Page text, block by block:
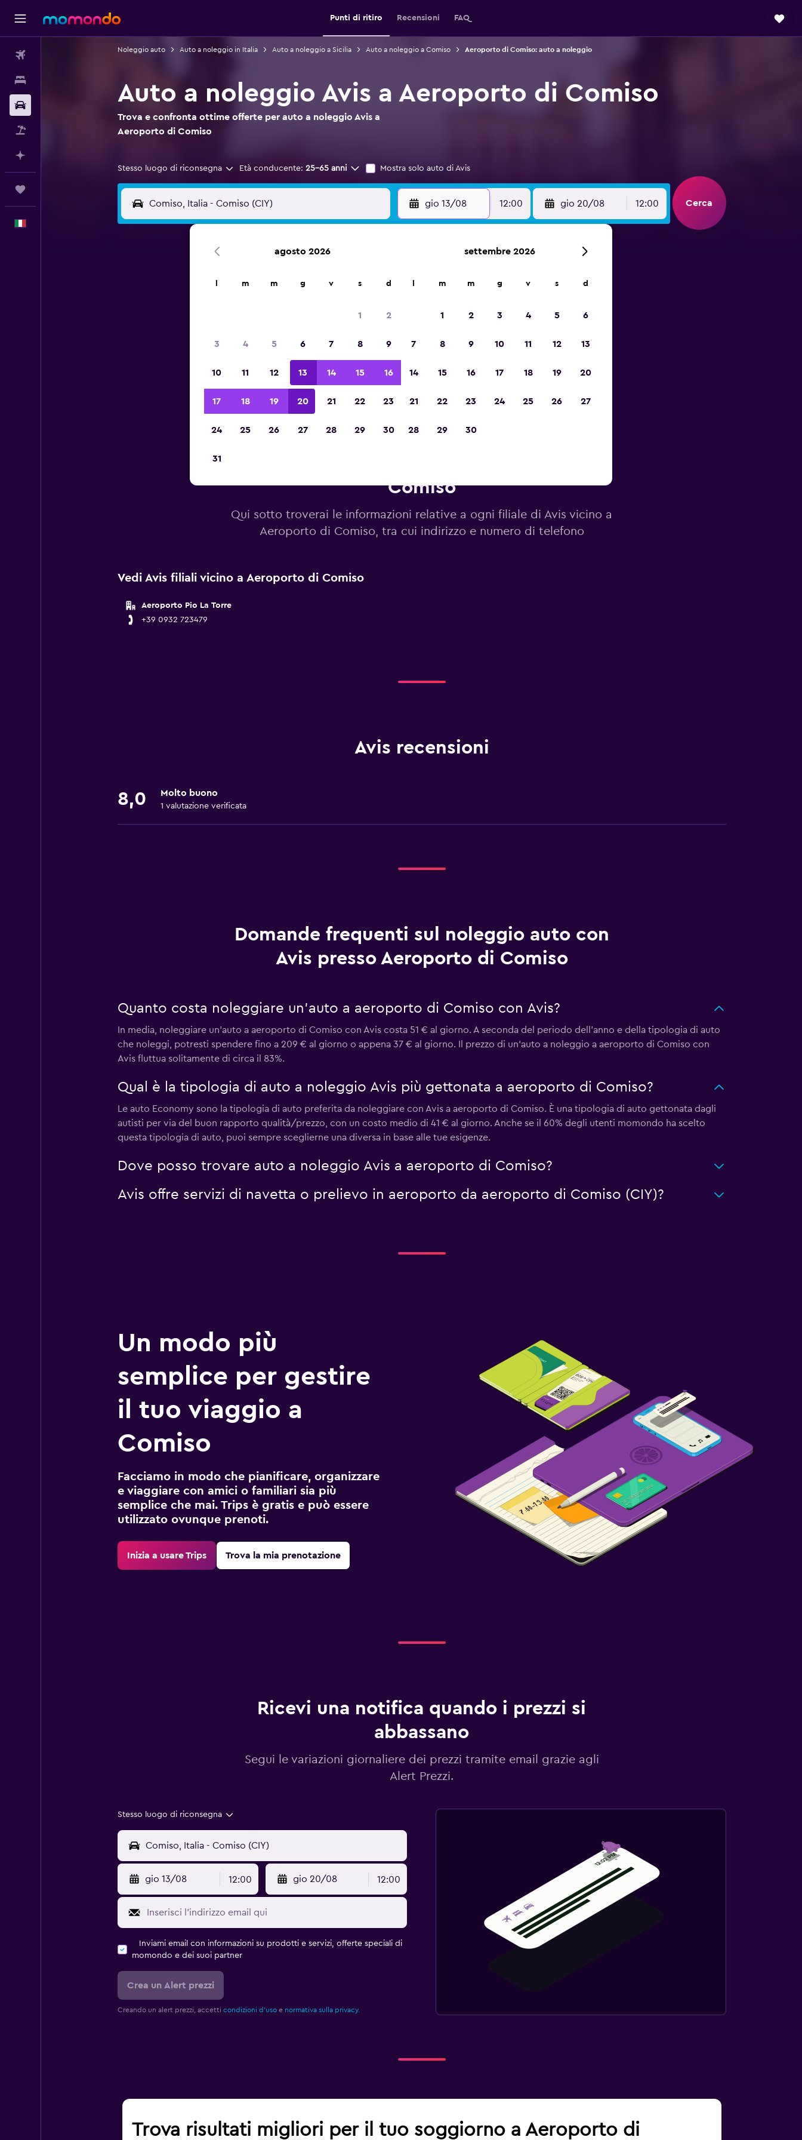
Punti di ritiro Recensioni FAQ
Noleggio auto Auto a noleggio in Italia Auto a noleggio a Sicilia Auto a noleggio a Comiso Aeroporto di Comiso: auto a noleggio
Auto a noleggio Avis a Aeroporto di Comiso
Trova e confronta ottime offerte per auto a noleggio Avis a
Aeroporto di Comiso
Stesso luogo di riconsegna Età conducente: 25-65 anni Mostra solo auto di Avis
gio 13/08 12:00 gio 20/08 12:00 Cerca
d'Europa 2023
Comiso
Qui sotto troverai le informazioni relative a ogni filiale di Avis vicino a
Aeroporto di Comiso, tra cui indirizzo e numero di telefono
Vedi Avis filiali vicino a Aeroporto di Comiso
Aeroporto Pio La Torre
+39 0932 723479
Avis recensioni
8,0 Molto buono
1 valutazione verificata
Domande frequenti sul noleggio auto con
Avis presso Aeroporto di Comiso
Quanto costa noleggiare un'auto a aeroporto di Comiso con Avis?
In media, noleggiare un'auto a aeroporto di Comiso con Avis costa 51 € al giorno. A seconda del periodo dell'anno e della tipologia di auto
che noleggi, potresti spendere fino a 209 € al giorno o appena 37 € al giorno. Il prezzo di un'auto a noleggio a aeroporto di Comiso con
Avis fluttua solitamente di circa il 83%.
Qual è la tipologia di auto a noleggio Avis più gettonata a aeroporto di Comiso?
Le auto Economy sono la tipologia di auto preferita da noleggiare con Avis a aeroporto di Comiso. È una tipologia di auto gettonata dagli
autisti per via del buon rapporto qualità/prezzo, con un costo medio di 41 € al giorno. Anche se il 60% degli utenti momondo ha scelto
questa tipologia di auto, puoi sempre sceglierne una diversa in base alle tue esigenze.
Dove posso trovare auto a noleggio Avis a aeroporto di Comiso?
Avis offre servizi di navetta o prelievo in aeroporto da aeroporto di Comiso (CIY)?
Un modo più
semplice per gestire
il tuo viaggio a
Comiso
Facciamo in modo che pianificare, organizzare
e viaggiare con amici o familiari sia più
semplice che mai. Trips è gratis e può essere
utilizzato ovunque prenoti.
Inizia a usare Trips Trova la mia prenotazione
Ricevi una notifica quando i prezzi si
abbassano
Segui le variazioni giornaliere dei prezzi tramite email grazie agli
Alert Prezzi.
Stesso luogo di riconsegna
gio 13/08 12:00 gio 20/08 12:00
Inviami email con informazioni su prodotti e servizi, offerte speciali di
momondo e dei suoi partner
Crea un Alert prezzi
Creando un alert prezzi, accetti condizioni d'usoe normativa sulla privacy.
Trova risultati migliori per il tuo soggiorno a Aeroporto di
agosto 2026
m m g v s d
1 2
3 4 5 6 7 8 9
10 11 12 13 14 15 16
17 18 19 20 21 22 23
24 25 26 27 28 29 30
31
settembre 2026
m m g v s d
1 2 3 4 5 6
7 8 9 10 11 12 13
14 15 16 17 18 19 20
21 22 23 24 25 26 27
28 29 30